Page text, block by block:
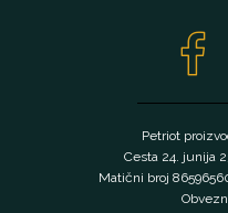
Petriot
Cesta 24. junija
Matični broj